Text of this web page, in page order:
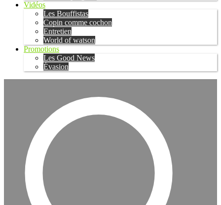
Vidéos
Les Bouffistas
Copin comme cochon
Entretien
World of watson
Promotions
Les Good News
Évasion